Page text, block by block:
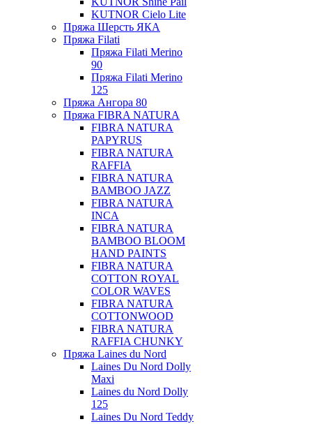
KUTNOR Cielo Lite
Пряжа Шерсть ЯКА
Пряжа Filati
Пряжа Filati Merino
90
Пряжа Filati Merino
125
Пряжа Ангора 80
Пряжа FIBRA NATURA
FIBRA NATURA
PAPYRUS
FIBRA NATURA
RAFFIA
FIBRA NATURA
BAMBOO JAZZ
FIBRA NATURA
INCA
FIBRA NATURA
BAMBOO BLOOM
HAND PAINTS
FIBRA NATURA
COTTON ROYAL
COLOR WAVES
FIBRA NATURA
COTTONWOOD
FIBRA NATURA
RAFFIA CHUNKY
Пряжа Laines du Nord
Laines Du Nord Dolly
Maxi
Laines du Nord Dolly
125
Laines Du Nord Teddy